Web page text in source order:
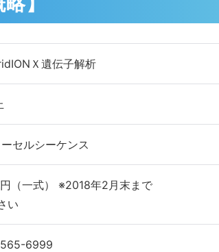
Ｘ遺伝子解析
セルシーケンス
（一式） ※2018年2月末まで
い
565-6999